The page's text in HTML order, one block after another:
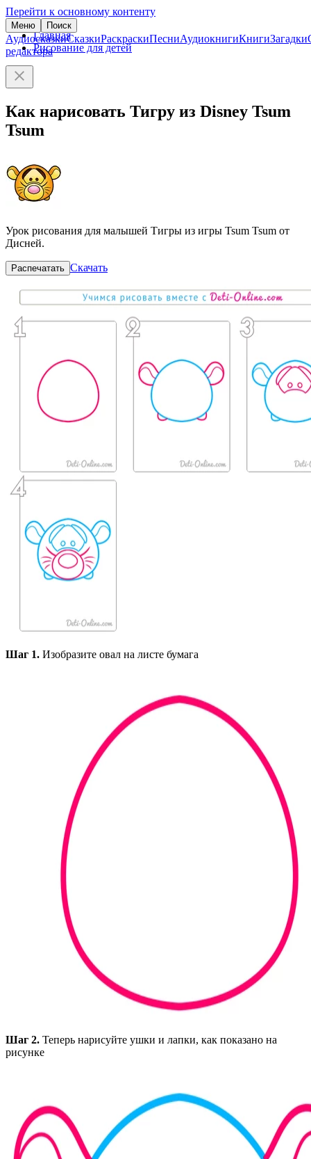
Перейти к основному контенту
Меню Поиск
АудиосказкиСказкиРаскраскиПесниАудиокнигиКнигиЗагадки
редактора
Главная
Рисование для детей
Как нарисовать Тигру из Disney Tsum
Tsum
Урок рисования для малышей Тигры из игры Tsum Tsum от
Дисней.
Распечатать Скачать
Шаг 1. Изобразите овал на листе бумага
Шаг 2. Теперь нарисуйте ушки и лапки, как показано на
рисунке